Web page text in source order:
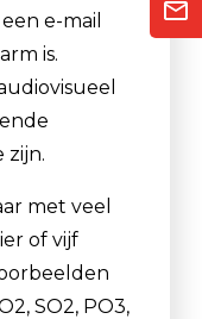
e-mail
is.
zijn.
met veel
of vijf
SO2, PO3,